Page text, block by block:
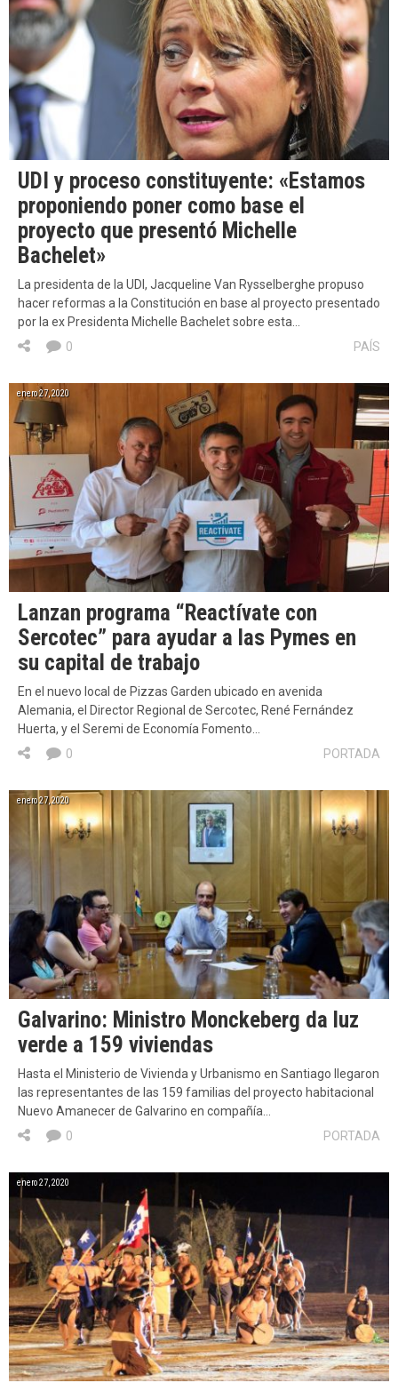
UDI y proceso constituyente: «Estamos
proponiendo poner como base el
proyecto que presentó Michelle
Bachelet»
La presidenta de la UDI, Jacqueline Van Rysselberghe propuso
hacer reformas a la Constitución en base al proyecto presentado
por la ex Presidenta Michelle Bachelet sobre esta…
PAÍS
0
enero 27, 2020
Lanzan programa “Reactívate con
Sercotec” para ayudar a las Pymes en
su capital de trabajo
En el nuevo local de Pizzas Garden ubicado en avenida
Alemania, el Director Regional de Sercotec, René Fernández
Huerta, y el Seremi de Economía Fomento…
PORTADA
0
enero 27, 2020
Galvarino: Ministro Monckeberg da luz
verde a 159 viviendas
Hasta el Ministerio de Vivienda y Urbanismo en Santiago llegaron
las representantes de las 159 familias del proyecto habitacional
Nuevo Amanecer de Galvarino en compañía…
PORTADA
0
enero 27, 2020